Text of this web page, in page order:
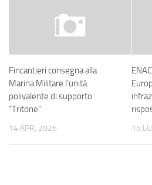
Fincantieri consegna alla
Marina Militare l’unità
polivalente di supporto
“Tritone”
14 APR, 2026 15